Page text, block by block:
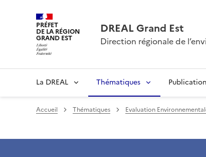
PRÉFET
DE LA RÉGION
GRAND EST
DREAL Grand Est
Direction régionale de
La DREAL Thématiques
Accueil Thématiques Evaluation